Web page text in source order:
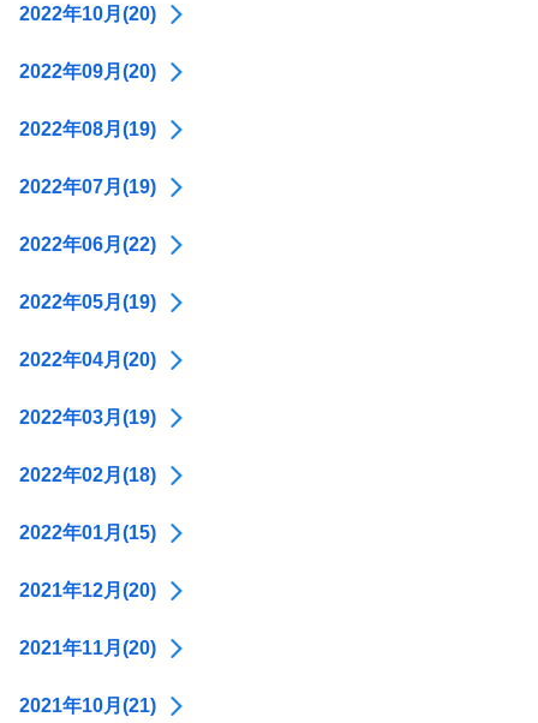
2022年10月(20)
2022年09月(20)
2022年08月(19)
2022年07月(19)
2022年06月(22)
2022年05月(19)
2022年04月(20)
2022年03月(19)
2022年02月(18)
2022年01月(15)
2021年12月(20)
2021年11月(20)
2021年10月(21)